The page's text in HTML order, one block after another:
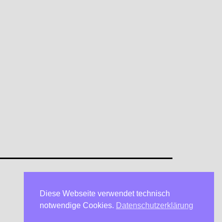
Datenschutzerklärung
Diese Webseite verwendet technisch
notwendige Cookies. Datenschutzerklärung